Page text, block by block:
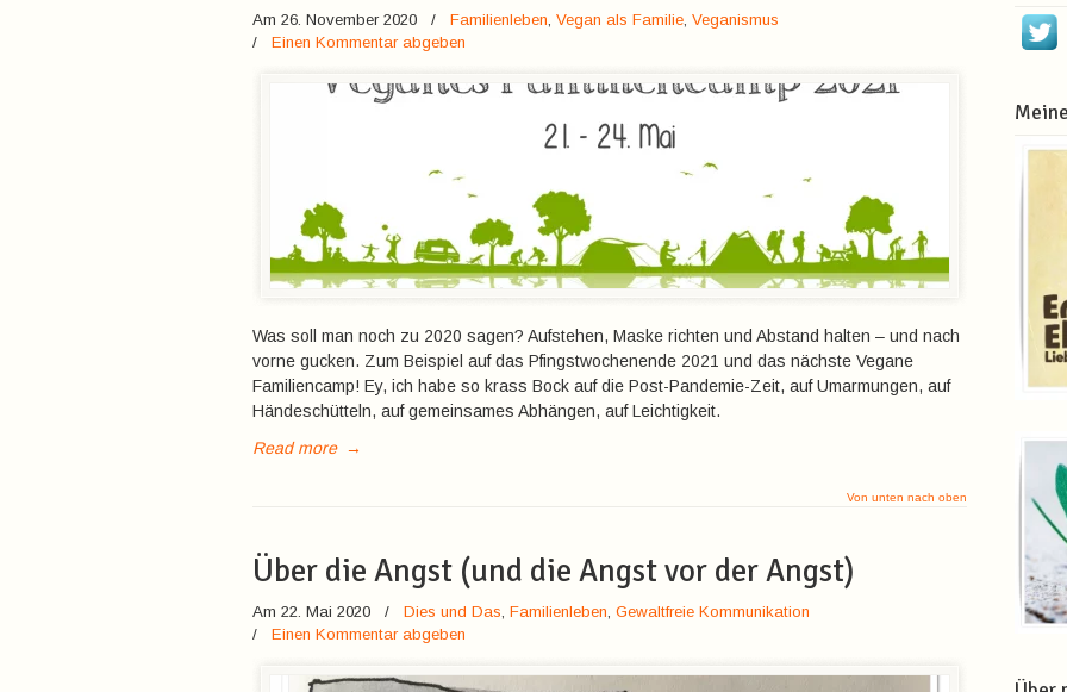
Am 26. November 2020 / Familienleben, Vegan als Familie, Veganismus
/ Einen Kommentar abgeben
Was soll man noch zu 2020 sagen? Aufstehen, Maske richten und Abstand halten – und nach
vorne gucken. Zum Beispiel auf das Pfingstwochenende 2021 und das nächste Vegane
Familiencamp! Ey, ich habe so krass Bock auf die Post-Pandemie-Zeit, auf Umarmungen, auf
Händeschütteln, auf gemeinsames Abhängen, auf Leichtigkeit.
Read more →
Von unten nach oben
Über die Angst (und die Angst vor der Angst)
Am 22. Mai 2020 / Dies und Das, Familienleben, Gewaltfreie Kommunikation
/ Einen Kommentar abgeben